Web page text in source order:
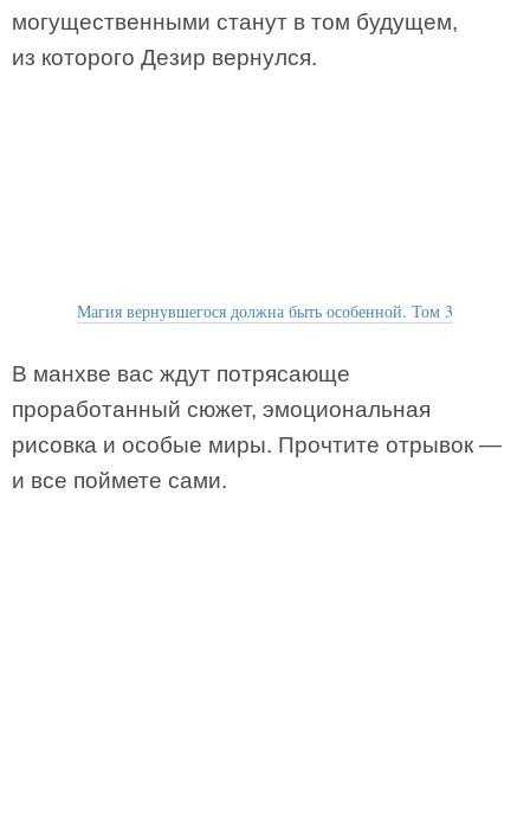
могущественными станут в том будущем,
из которого Дезир вернулся.
Магия вернувшегося должна быть особенной. Том 3
В манхве вас ждут потрясающе
проработанный сюжет, эмоциональная
рисовка и особые миры. Прочтите отрывок —
и все поймете сами.